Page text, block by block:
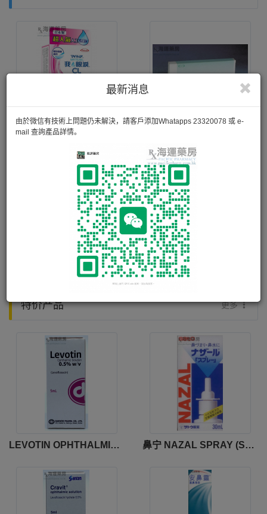
最新消息
由於微信有技術上問題仍未解決，請客戶添加Whatapps 23320078 或 e-
mail 查詢產品詳情。
MyTear 我的眼泪 CL
贝坦利 BETMIGA PROLONGED-RELEASE TAB 50MG 适痛灵 DICLOREN GEL
特价产品 更多
LEVOTIN OPHTHALMIC SOLUTION 鼻宁 NAZAL SPRAY (SATO)